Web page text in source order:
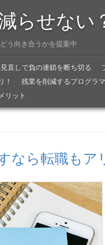
らせない
う向き合うかを提案中
直しで負の連鎖を断ち切る
！
残業を削減するプログラ
リット
なら転職もア